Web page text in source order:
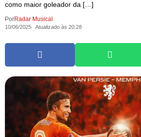
como maior goleador da […]
PorRadar Musical
10/06/2025 Atualizado às 20:28